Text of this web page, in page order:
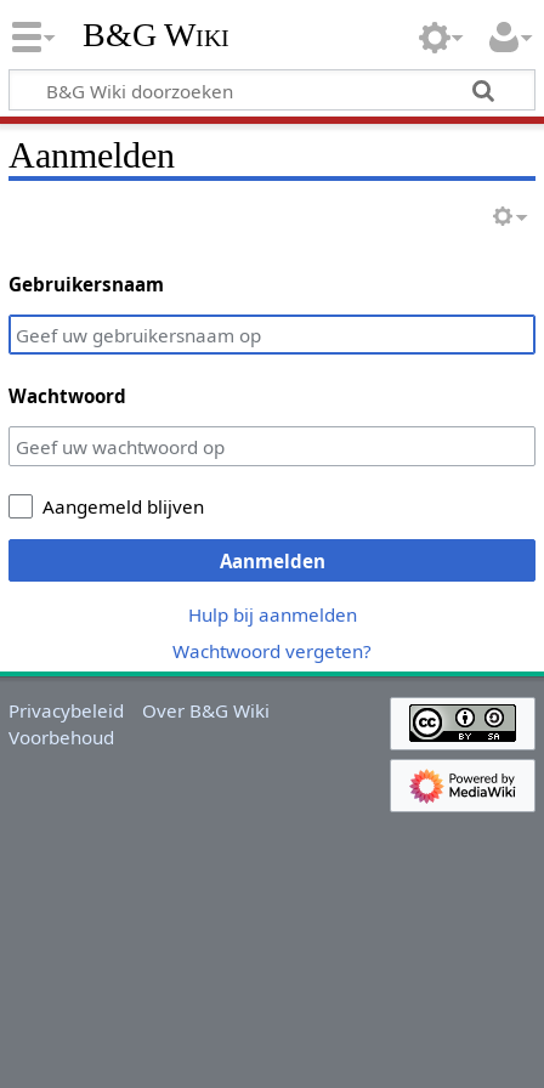
B&G Wiki
Aanmelden
Gebruikersnaam
Wachtwoord
Aangemeld blijven
Aanmelden
Hulp bij aanmelden
Wachtwoord vergeten?
Privacybeleid
Over B&G Wiki
Voorbehoud